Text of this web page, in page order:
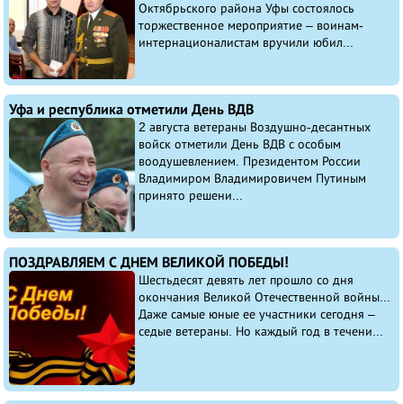
Октябрьского района Уфы состоялось
торжественное мероприятие – воинам-
интернационалистам вручили юбил...
Уфа и республика отметили День ВДВ
2 августа ветераны Воздушно-десантных
войск отметили День ВДВ с особым
воодушевлением. Президентом России
Владимиром Владимировичем Путиным
принято решени...
ПОЗДРАВЛЯЕМ С ДНЕМ ВЕЛИКОЙ ПОБЕДЫ!
Шестьдесят девять лет прошло со дня
окончания Великой Отечественной войны...
Даже самые юные ее участники сегодня –
седые ветераны. Но каждый год в течени...